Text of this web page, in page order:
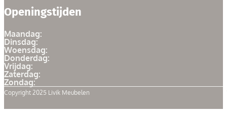
Openingstijden
Maandag:
Dinsdag:
Woensdag:
Donderdag:
Vrijdag:
Zaterdag:
Zondag:
Copyright 2025 Livik Meubelen